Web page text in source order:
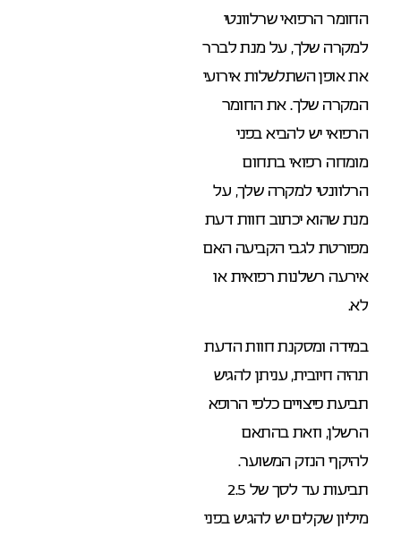
החומר הרפואי שרלוונטי
למקרה שלך, על מנת לברר
את אופן השתלשלות אירועי
המקרה שלך. את החומר
הרפואי יש להביא בפני
מומחה רפואי בתחום
הרלוונטי למקרה שלך, על
מנת שהוא יכתוב חוות דעת
מפורטת לגבי הקביעה האם
אירעה רשלנות רפואית או
לא.
במידה ומסקנת חוות הדעת
תהיה חיובית, עניתן להגיש
תביעת פיצויים כלפי הרופא
הרשלן, וזאת בהתאם
להיקף הנזק המשוער.
תביעות עד לסך של 2.5
מיליון שקלים יש להגיש בפני